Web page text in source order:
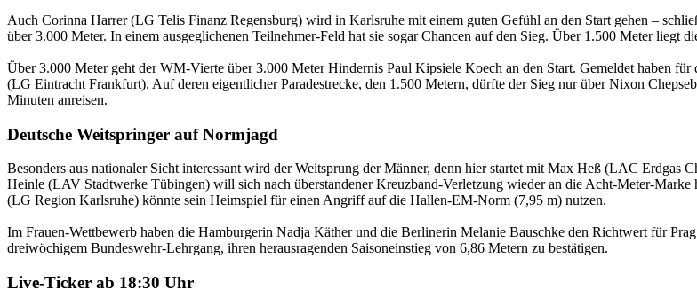
Auch Corinna Harrer (LG Telis Finanz Regensburg) wird in Karlsruhe mit einem guten Gefühl an den Start gehen –
über 3.000 Meter. In einem ausgeglichenen Teilnehmer-Feld hat sie sogar Chancen auf den Sieg. Über 1.500 Meter liegt
Über 3.000 Meter geht der WM-Vierte über 3.000 Meter Hindernis Paul Kipsiele Koech an den Start. Gemeldet haben
(LG Eintracht Frankfurt). Auf deren eigentlicher Paradestrecke, den 1.500 Metern, dürfte der Sieg nur über Nixon
Minuten anreisen.
Deutsche Weitspringer auf Normjagd
Besonders aus nationaler Sicht interessant wird der Weitsprung der Männer, denn hier startet mit Max Heß (LAC Erdgas
Heinle (LAV Stadtwerke Tübingen) will sich nach überstandener Kreuzband-Verletzung wieder an die Acht-Meter-
(LG Region Karlsruhe) könnte sein Heimspiel für einen Angriff auf die Hallen-EM-Norm (7,95 m) nutzen.
Im Frauen-Wettbewerb haben die Hamburgerin Nadja Käther und die Berlinerin Melanie Bauschke den Richtwert für
dreiwöchigem Bundeswehr-Lehrgang, ihren herausragenden Saisoneinstieg von 6,86 Metern zu bestätigen.
Live-Ticker ab 18:30 Uhr